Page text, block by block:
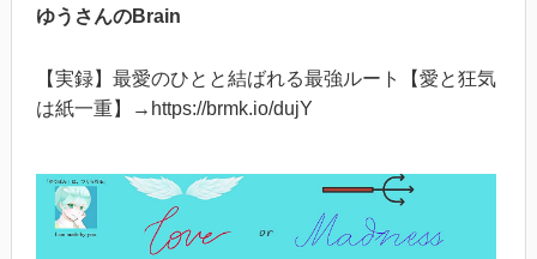
ゆうさんのBrain
【実録】最愛のひとと結ばれる最強ルート【愛と狂気
は紙一重】→https://brmk.io/dujY